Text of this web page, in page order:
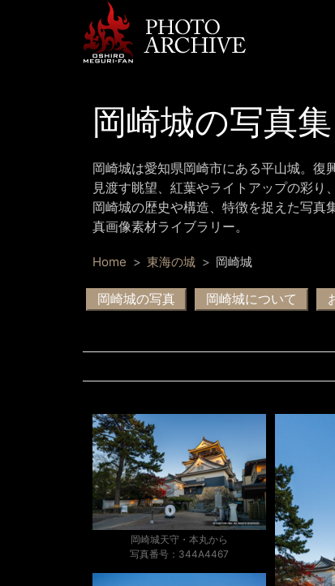
岡崎城の写真集
岡崎城は愛知県岡崎市にある平山城。復
見渡す眺望、紅葉やライトアップの彩り
岡崎城の歴史や構造、特徴を捉えた写
真画像素材ライブラリー。
Home 東海の城 岡崎城
岡崎城の写真 岡崎城について
岡崎城天守・本丸から
写真番号：344A4467